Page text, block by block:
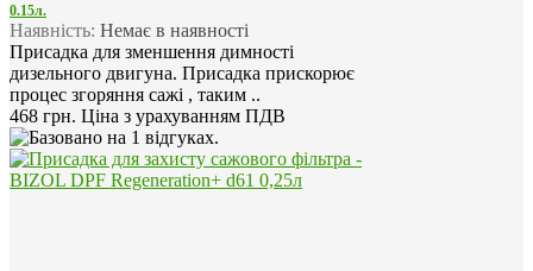
0.15л.
Наявність: Немає в наявності
Присадка для зменшення димності
дизельного двигуна. Присадка прискорює
процес згоряння сажі , таким ..
468 грн. Ціна з урахуванням ПДВ